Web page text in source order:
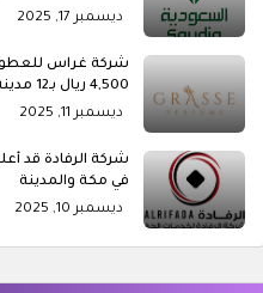
ديسمبر 17, 2025
شركة غراس
4,500 ريال بـ12 مدينة
ديسمبر 11, 2025
في مكة والمدينة
ديسمبر 10, 2025